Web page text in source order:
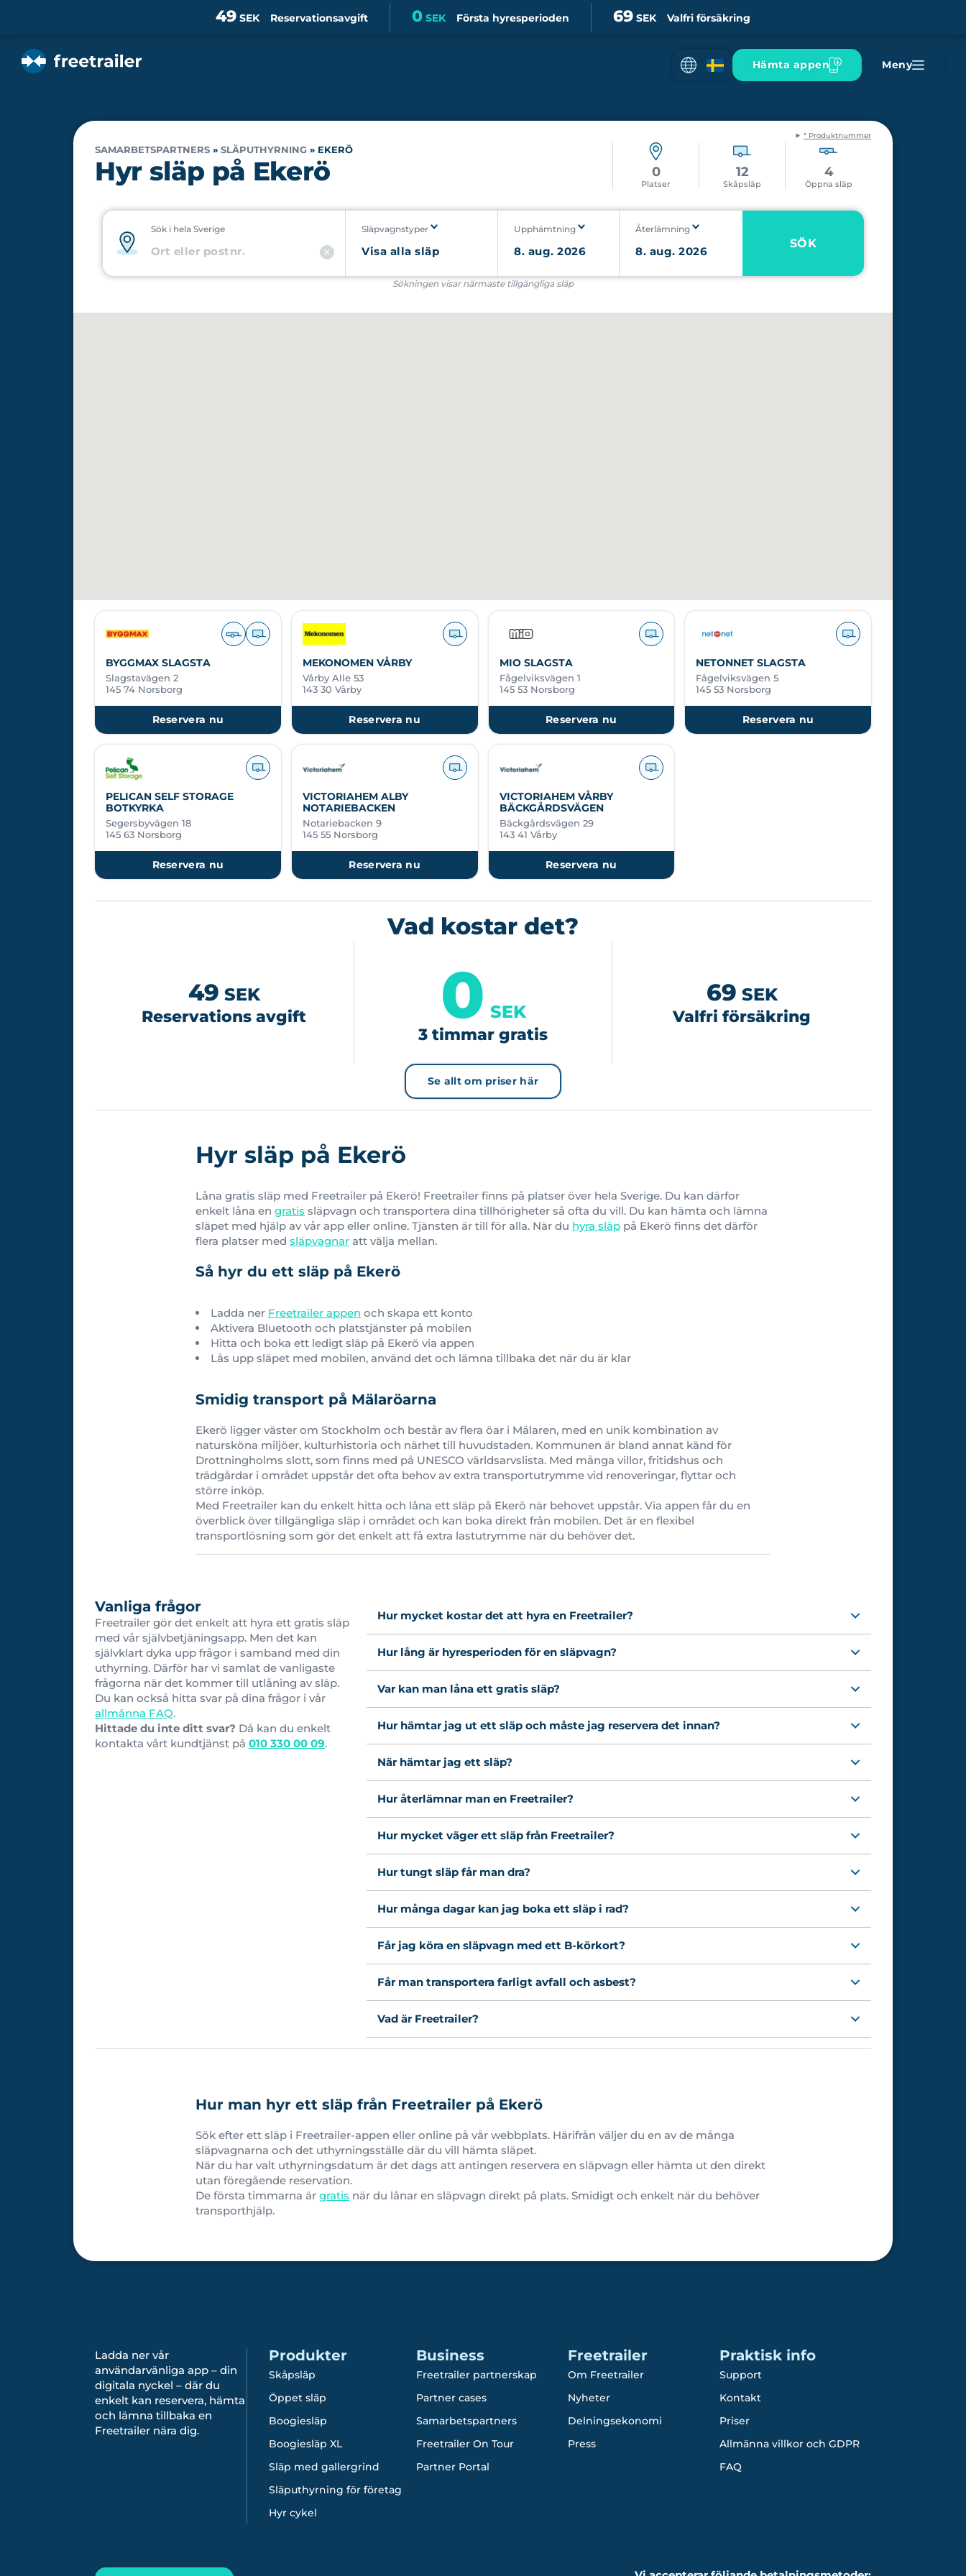
Reservationsavgift
49 SEK Första hyresperioden
0 SEK Valfri försäkring
69 SEK
Hämta appen Meny
* Produktnummer
SAMARBETSPARTNERS » SLÄPUTHYRNING » EKERÖ
Hyr släp på Ekerö 0
Platser
12
Skåpsläp
4
Öppna släp
Sök i hela Sverige Släpvagnstyper Upphämtning Återlämning
SÖK
Sökningen visar närmaste tillgängliga släp
BYGGMAX SLAGSTA
Slagstavägen 2
145 74 Norsborg
Reservera nu
MEKONOMEN VÅRBY
Vårby Alle 53
143 30 Vårby
Reservera nu
MIO SLAGSTA
Fågelviksvägen 1
145 53 Norsborg
Reservera nu
NETONNET SLAGSTA
Fågelviksvägen 5
145 53 Norsborg
Reservera nu
PELICAN SELF STORAGE
BOTKYRKA
Segersbyvägen 18
145 63 Norsborg
Reservera nu
VICTORIAHEM ALBY
NOTARIEBACKEN
Notariebacken 9
145 55 Norsborg
Reservera nu
VICTORIAHEM VÅRBY
BÄCKGÅRDSVÄGEN
Bäckgårdsvägen 29
143 41 Vårby
Reservera nu
Vad kostar det?
49 SEK
Reservations avgift 0 SEK
3 timmar gratis
69 SEK
Valfri försäkring
Se allt om priser här
Hyr släp på Ekerö
Låna gratis släp med Freetrailer på Ekerö! Freetrailer finns på platser över hela Sverige. Du kan därfor
enkelt låna en gratis släpvagn och transportera dina tillhörigheter så ofta du vill. Du kan hämta och lämna
släpet med hjälp av vår app eller online. Tjänsten är till för alla. När du hyra släp på Ekerö finns det därför
flera platser med släpvagnar att välja mellan.
Så hyr du ett släp på Ekerö
Ladda ner Freetrailer appen och skapa ett konto
Aktivera Bluetooth och platstjänster på mobilen
Hitta och boka ett ledigt släp på Ekerö via appen
Lås upp släpet med mobilen, använd det och lämna tillbaka det när du är klar
Smidig transport på Mälaröarna
Ekerö ligger väster om Stockholm och består av flera öar i Mälaren, med en unik kombination av
natursköna miljöer, kulturhistoria och närhet till huvudstaden. Kommunen är bland annat känd för
Drottningholms slott, som finns med på UNESCO världsarvslista. Med många villor, fritidshus och
trädgårdar i området uppstår det ofta behov av extra transportutrymme vid renoveringar, flyttar och
större inköp.
Med Freetrailer kan du enkelt hitta och låna ett släp på Ekerö när behovet uppstår. Via appen får du en
överblick över tillgängliga släp i området och kan boka direkt från mobilen. Det är en flexibel
transportlösning som gör det enkelt att få extra lastutrymme när du behöver det.
Vanliga frågor
Freetrailer gör det enkelt att hyra ett gratis släp
med vår självbetjäningsapp. Men det kan
självklart dyka upp frågor i samband med din
uthyrning. Därför har vi samlat de vanligaste
frågorna när det kommer till utlåning av släp.
Du kan också hitta svar på dina frågor i vår
allmänna FAQ.
Hittade du inte ditt svar? Då kan du enkelt
kontakta vårt kundtjänst på 010 330 00 09.
Hur mycket kostar det att hyra en Freetrailer?
Hur lång är hyresperioden för en släpvagn?
Var kan man låna ett gratis släp?
Hur hämtar jag ut ett släp och måste jag reservera det innan?
När hämtar jag ett släp?
Hur återlämnar man en Freetrailer?
Hur mycket väger ett släp från Freetrailer?
Hur tungt släp får man dra?
Hur många dagar kan jag boka ett släp i rad?
Får jag köra en släpvagn med ett B-körkort?
Får man transportera farligt avfall och asbest?
Vad är Freetrailer?
Hur man hyr ett släp från Freetrailer på Ekerö
Sök efter ett släp i Freetrailer-appen eller online på vår webbplats. Härifrån väljer du en av de många
släpvagnarna och det uthyrningsställe där du vill hämta släpet.
När du har valt uthyrningsdatum är det dags att antingen reservera en släpvagn eller hämta ut den direkt
utan föregående reservation.
De första timmarna är gratis när du lånar en släpvagn direkt på plats. Smidigt och enkelt när du behöver
transporthjälp.
Ladda ner vår
användarvänliga app – din
digitala nyckel – där du
enkelt kan reservera, hämta
och lämna tillbaka en
Freetrailer nära dig.
Produkter
Skåpsläp
Öppet släp
Boogiesläp
Boogiesläp XL
Släp med gallergrind
Släputhyrning för företag
Hyr cykel
Business
Freetrailer partnerskap
Partner cases
Samarbetspartners
Freetrailer On Tour
Partner Portal
Freetrailer
Om Freetrailer
Nyheter
Delningsekonomi
Press
Praktisk info
Support
Kontakt
Priser
Allmänna villkor och GDPR
FAQ